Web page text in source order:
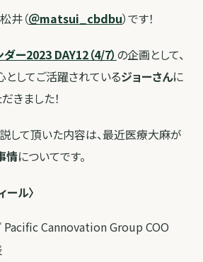
井（＠matsui_cbdbu）です！
ー2023 DAY12（4/7） の企画として、
してご活躍されているジョーさんに
きました！
して頂いた内容は、最近医療大麻が
情についてです。
ール〉
Pacific Cannovation Group COO